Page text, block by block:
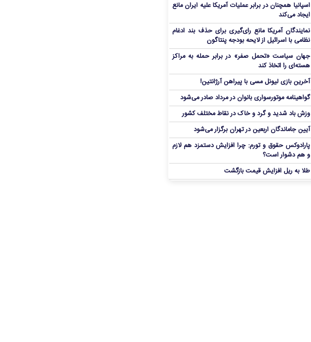
اسپانیا همچنان در برابر عملیات آمریکا علیه ایران مانع
ایجاد می‌کند
نمایندگان آمریکا مانع رای‌گیری برای حذف بند ادغام
نظامی با اسرائیل از لایحه بودجه پنتاگون
جهان سیاست «تحمل صفر» در برابر حمله به مراکز
هسته‌ای را اتخاذ کند
آخرین بازی لیونل مسی با پیراهن آرژانتین!
گواهینامه موتورسواری بانوان در مرداد صادر می‌شود
وزش باد شدید و گرد و خاک در نقاط مختلف کشور
آیین جاماندگان اربعین در تهران برگزار می‌شود
پارادوکس حقوق و تورم: چرا افزایش دستمزد هم لازم
و هم دشوار است؟
طلا به ریل افزایش قیمت بازگشت